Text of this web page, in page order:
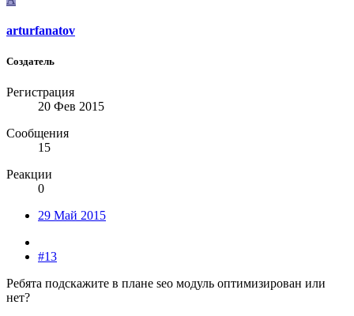
arturfanatov
Создатель
Регистрация
20 Фев 2015
Сообщения
15
Реакции
0
29 Май 2015
#13
Ребята подскажите в плане seo модуль оптимизирован или
нет?